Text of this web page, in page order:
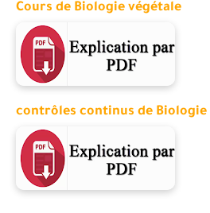
Cours de Biologie végétale
contrôles continus de Biologie